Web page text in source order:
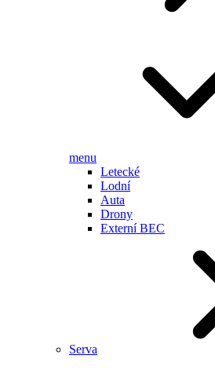
menu
Letecké
Lodní
Auta
Drony
Externí BEC
Serva